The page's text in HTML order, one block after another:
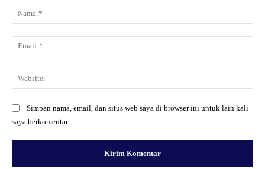
Simpan nama, email, dan situs web saya di browser ini untuk lain kali
saya berkomentar.